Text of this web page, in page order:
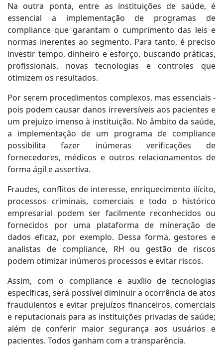
Na outra ponta, entre as instituições de saúde, é
essencial a implementação de programas de
compliance que garantam o cumprimento das leis e
normas inerentes ao segmento. Para tanto, é preciso
investir tempo, dinheiro e esforço, buscando práticas,
profissionais, novas tecnologias e controles que
otimizem os resultados.
Por serem procedimentos complexos, mas essenciais -
pois podem causar danos irreversíveis aos pacientes e
um prejuízo imenso à instituição. No âmbito da saúde,
a implementação de um programa de compliance
possibilita fazer inúmeras verificações de
fornecedores, médicos e outros relacionamentos de
forma ágil e assertiva.
Fraudes, conflitos de interesse, enriquecimento ilícito,
processos criminais, comerciais e todo o histórico
empresarial podem ser facilmente reconhecidos ou
fornecidos por uma plataforma de mineração de
dados eficaz, por exemplo. Dessa forma, gestores e
analistas de compliance, RH ou gestão de riscos
podem otimizar inúmeros processos e evitar riscos.
Assim, com o compliance e auxílio de tecnologias
específicas, será possível diminuir a ocorrência de atos
fraudulentos e evitar prejuízos financeiros, comerciais
e reputacionais para as instituições privadas de saúde;
além de conferir maior segurança aos usuários e
pacientes. Todos ganham com a transparência.